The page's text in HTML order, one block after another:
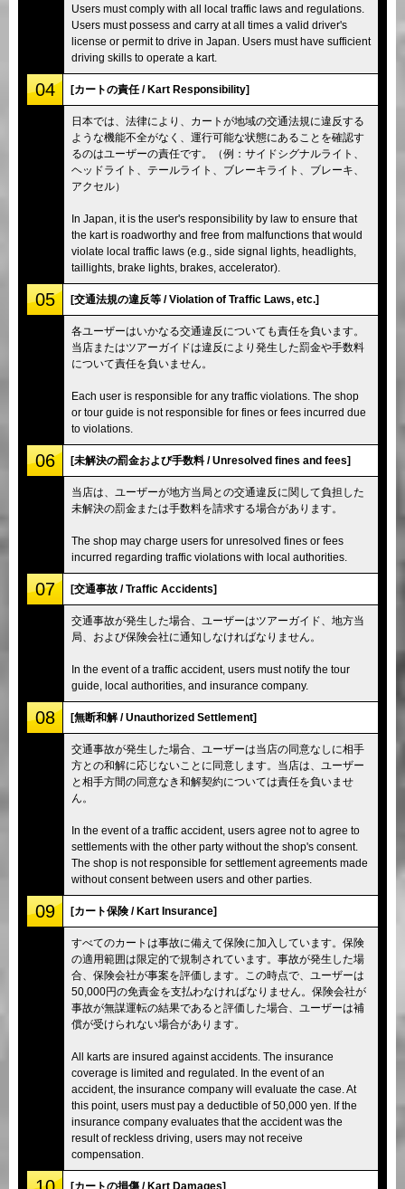
Users must comply with all local traffic laws and regulations.
Users must possess and carry at all times a valid driver's
license or permit to drive in Japan. Users must have sufficient
driving skills to operate a kart.
04 [カートの責任 / Kart Responsibility]
日本では、法律により、カートが地域の交通法規に違反する
ような機能不全がなく、運行可能な状態にあることを確認す
るのはユーザーの責任です。（例：サイドシグナルライト、
ヘッドライト、テールライト、ブレーキライト、ブレーキ、
アクセル）
In Japan, it is the user's responsibility by law to ensure that
the kart is roadworthy and free from malfunctions that would
violate local traffic laws (e.g., side signal lights, headlights,
taillights, brake lights, brakes, accelerator).
05 [交通法規の違反等 / Violation of Traffic Laws, etc.]
各ユーザーはいかなる交通違反についても責任を負います。
当店またはツアーガイドは違反により発生した罰金や手数料
について責任を負いません。
Each user is responsible for any traffic violations. The shop
or tour guide is not responsible for fines or fees incurred due
to violations.
06 [未解決の罰金および手数料 / Unresolved fines and fees]
当店は、ユーザーが地方当局との交通違反に関して負担した
未解決の罰金または手数料を請求する場合があります。
The shop may charge users for unresolved fines or fees
incurred regarding traffic violations with local authorities.
07 [交通事故 / Traffic Accidents]
交通事故が発生した場合、ユーザーはツアーガイド、地方当
局、および保険会社に通知しなければなりません。
In the event of a traffic accident, users must notify the tour
guide, local authorities, and insurance company.
08 [無断和解 / Unauthorized Settlement]
交通事故が発生した場合、ユーザーは当店の同意なしに相手
方との和解に応じないことに同意します。当店は、ユーザー
と相手方間の同意なき和解契約については責任を負いませ
ん。
In the event of a traffic accident, users agree not to agree to
settlements with the other party without the shop's consent.
The shop is not responsible for settlement agreements made
without consent between users and other parties.
09 [カート保険 / Kart Insurance]
すべてのカートは事故に備えて保険に加入しています。保険
の適用範囲は限定的で規制されています。事故が発生した場
合、保険会社が事案を評価します。この時点で、ユーザーは
50,000円の免責金を支払わなければなりません。保険会社が
事故が無謀運転の結果であると評価した場合、ユーザーは補
償が受けられない場合があります。
All karts are insured against accidents. The insurance
coverage is limited and regulated. In the event of an
accident, the insurance company will evaluate the case. At
this point, users must pay a deductible of 50,000 yen. If the
insurance company evaluates that the accident was the
result of reckless driving, users may not receive
compensation.
[カートの損傷 / Kart Damages]